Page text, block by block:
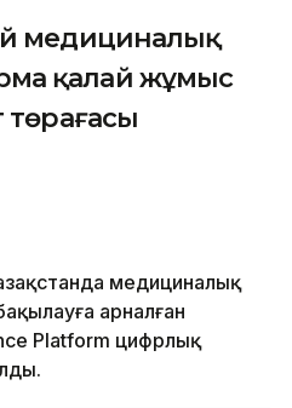
медициналық
қалай жұмыс
төрағасы
медициналық
арналған
Platform цифрлық